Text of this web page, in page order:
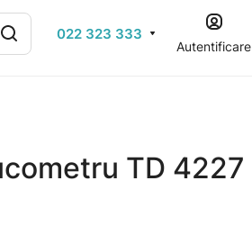
022 323 333
Autentificare
TD 4227